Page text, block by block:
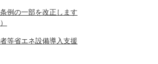
例の一部を改正します
等省エネ設備導入支援